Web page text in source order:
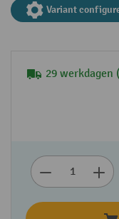
Variant
29 werkdagen